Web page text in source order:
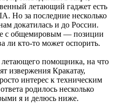
летающий гаджет есть
Но за последние несколько
докатилась и до России.
с общемировым — позиции
ли кто-то может оспорить.
летающего помощника, на что
извержения Кракатау,
интерес к техническим
родилось несколько
я и делюсь ниже.